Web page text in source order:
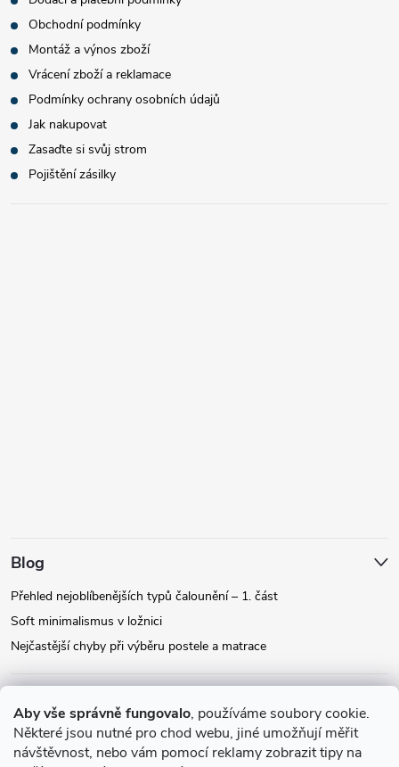
Aby vše správně fungovalo, používáme soubory cookie.
Některé jsou nutné pro chod webu, jiné umožňují měřit
návštěvnost, nebo vám pomocí reklamy zobrazit tipy na
Obchodní podmínky
Montáž a výnos zboží
Vrácení zboží a reklamace
Podmínky ochrany osobních údajů
Jak nakupovat
Zasaďte si svůj strom
Pojištění zásilky
Blog
Přehled nejoblíbenějších typů čalounění – 1. část
Soft minimalismus v ložnici
Nejčastější chyby při výběru postele a matrace
Instagram